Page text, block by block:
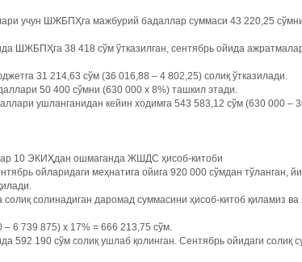
учун ШЖБПҲга мажбурий бадаллар суммаси 43 220,25
ШЖБПҲга 38 418 сўм ўтказилган, сентябрь ойида
31 214,63 сўм (36 016,88 – 4 802,25) солиқ ўтказилади.
50 400 сўмни (630 000 х 8%) ташкил этади.
ушланганидан кейин ходимга 543 583,12 сўм (630 000 –
10 ЭКИҲдан ошмаганда ЖШДС ҳисоб-китоби
ойларидаги меҳнатига ойига 920 000 сўмдан тўланган,
солиқ солинадиган даромад суммасини ҳисоб-китоб қиламиз
– 6 739 875) х 17% = 666 213,75 сўм.
592 190 сўм солиқ ушлаб қолинган. Сентябрь ойидаги солиқ